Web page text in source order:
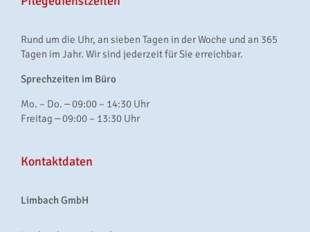
Behandlungspflege
Rund um die Uhr, an sieben Tagen in der Woche und an 365
Tagen im Jahr. Wir sind jederzeit für Sie erreichbar.
Sprechzeiten im Büro
Mo. – Do. ‒ 09:00 – 14:30 Uhr
Freitag ‒ 09:00 – 13:30 Uhr
Kontaktdaten
Limbach GmbH